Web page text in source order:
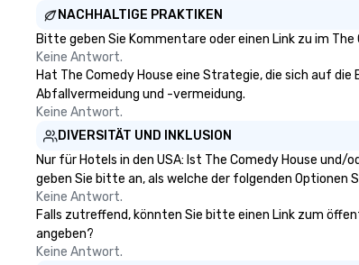
NACHHALTIGE PRAKTIKEN
Bitte geben Sie Kommentare oder einen Link zu im
Keine Antwort.
Hat The Comedy House eine Strategie, die sich auf
Abfallvermeidung und -vermeidung.
Keine Antwort.
DIVERSITÄT UND INKLUSION
Nur für Hotels in den USA: Ist The Comedy House
geben Sie bitte an, als welche der folgenden Optionen
Keine Antwort.
Falls zutreffend, könnten Sie bitte einen Link zum
angeben?
Keine Antwort.